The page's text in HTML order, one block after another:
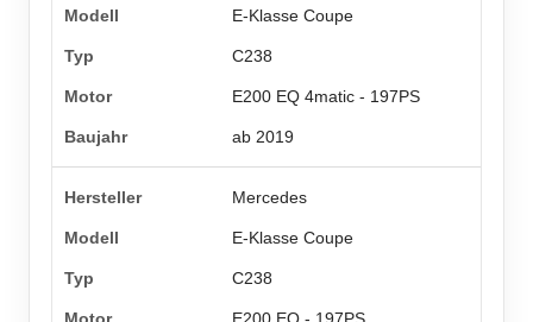
E-Klasse Coupe
C238
E200 EQ 4matic - 197PS
ab 2019
Mercedes
E-Klasse Coupe
C238